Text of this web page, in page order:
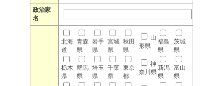
政治家
名
北海
道
青森
県
岩手
県
宮城
県
秋田
県
山
形県
福島
県
茨城
県
栃木
県
群馬
県
埼玉
県
千葉
県
東京
都
神
奈川県
新潟
県
富山
県